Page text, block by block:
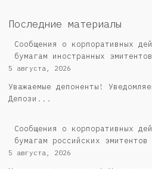
Последние материалы
Сообщения о корпоративных
бумагам иностранных эмитентов
5 августа, 2026
Уважаемые депоненты!
Депози...
Cообщения о корпоративных
бумагам российских эмитентов
5 августа, 2026